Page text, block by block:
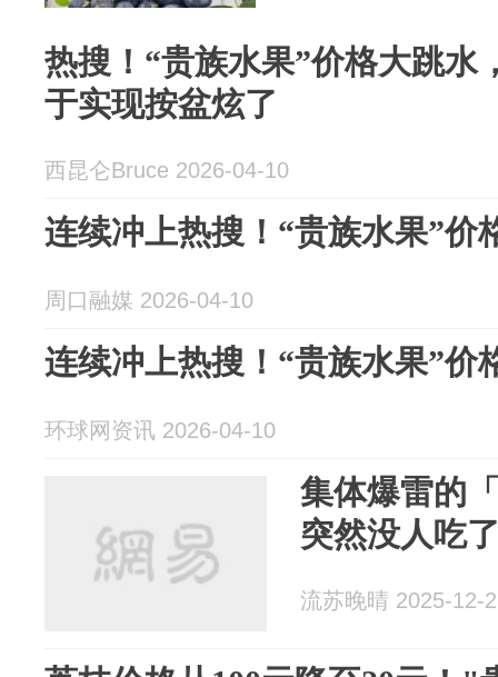
热搜！“贵族水果”价格大跳水
于实现按盆炫了
西昆仑Bruce 2026-04-10
连续冲上热搜！“贵族水果”价
周口融媒 2026-04-10
连续冲上热搜！“贵族水果”价
环球网资讯 2026-04-10
集体爆雷的
突然没人吃
流苏晚晴 2025-12-